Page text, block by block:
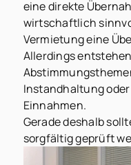
eine direkte
wirtschaftlich
Vermietung eine
Allerdings
Instandhaltung
Einnahmen.
Gerade deshalb
sorgfältig geprüft